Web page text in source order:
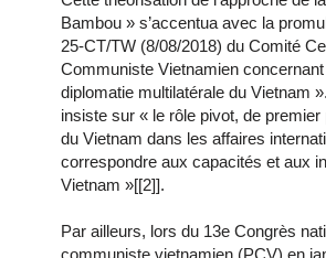
Bambou » s’accentua avec la
25-CT/TW (8/08/2018) du Comité
Communiste Vietnamien
diplomatie multilatérale du Vietnam
insiste sur « le rôle pivot, de
du Vietnam dans les affaires
correspondre aux capacités et aux
Vietnam »[[2]].
Par ailleurs, lors du 13e Congrès
communiste vietnamien (PCV) en